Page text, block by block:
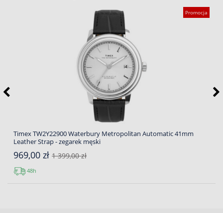
Promocja
Timex TW2Y22900 Waterbury Metropolitan Automatic 41mm
Leather Strap - zegarek męski
969,00 zł 1 399,00 zł
48h